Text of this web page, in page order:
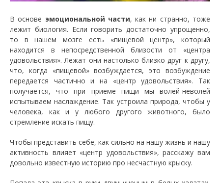
В основе эмоциональной части, как ни странно, тоже
лежит биология. Если говорить достаточно упрощенно,
то в нашем мозге есть «пищевой центр», который
находится в непосредственной близости от «центра
удовольствия». Лежат они настолько близко друг к другу,
что, когда «пищевой» возбуждается, это возбуждение
передается частично и на «центр удовольствия». Так
получается, что при приеме пищи мы волей-неволей
испытываем наслаждение. Так устроила природа, чтобы у
человека, как и у любого другого животного, было
стремление искать пищу.
Чтобы представить себе, как сильно на нашу жизнь и нашу
активность влияет «центр удовольствия», расскажу вам
довольно известную историю про несчастную крыску.